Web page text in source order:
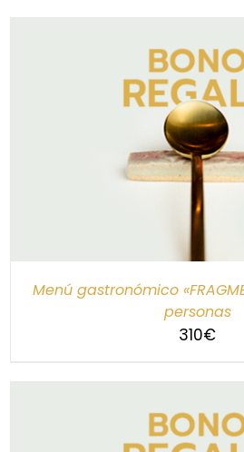
Menú gastronómico
personas
310€
SELECCIONAR IMPORTE